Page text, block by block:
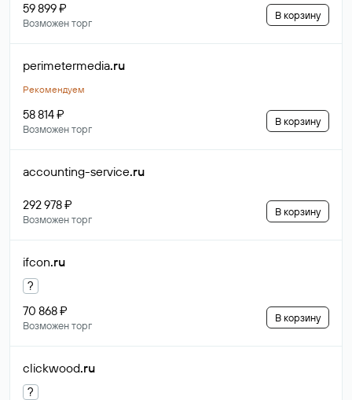
59 899 ₽
Возможен торг
В корзину
perimetermedia.ru
Рекомендуем
58 814 ₽
Возможен торг
В корзину
accounting-service.ru
292 978 ₽
Возможен торг
В корзину
ifcon.ru
?
70 868 ₽
Возможен торг
В корзину
clickwood.ru
?